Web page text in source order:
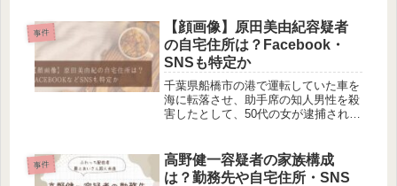
亜麻容疑者・川村葉音ら4人です。今
回は、八木原亜麻容疑者と川村葉音容
疑...
事件
【顔画像】原田美由紀容疑者
の自宅住所は？Facebook・
SNSも特定か
千葉県船橋市の港で運転していた車を
海に転落させ、助手席の知人男性を殺
害したとして、50代の女が逮捕されま
す。今回は、原田美由紀容疑者の顔画
像や自宅住所、Facebook・SN...
事件
高野健一容疑者の家族構成
は？勤務先や自宅住所・SNS